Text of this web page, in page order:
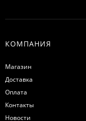
КОМПАНИЯ
Магазин
Доставка
Оплата
Контакты
Новости